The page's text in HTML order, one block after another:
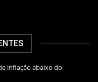
inflação abaixo do